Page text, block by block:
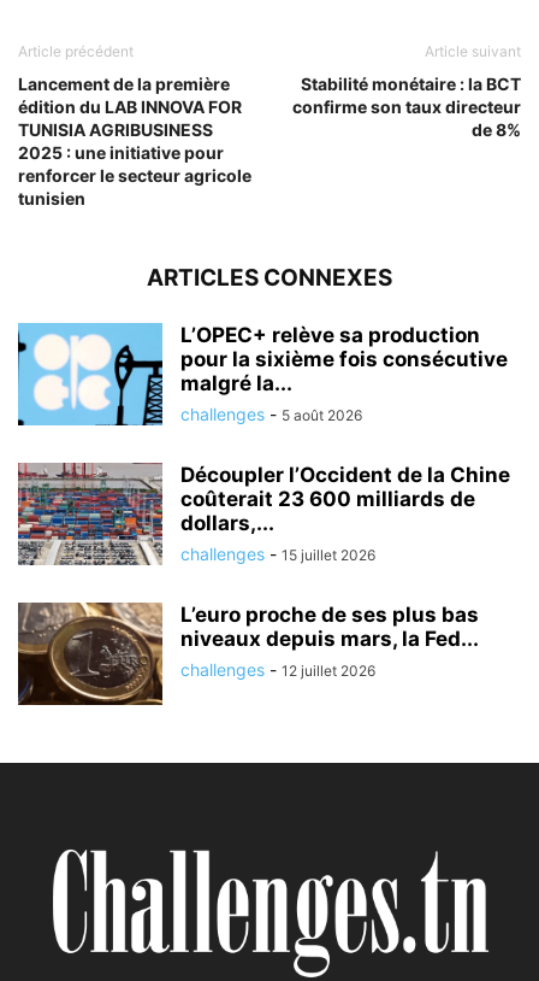
Article précédent
Lancement de la première
édition du LAB INNOVA FOR
TUNISIA AGRIBUSINESS
2025 : une initiative pour
renforcer le secteur agricole
tunisien
Article suivant
Stabilité monétaire : la BCT
confirme son taux directeur
de 8%
ARTICLES CONNEXES
L’OPEC+ relève sa production
pour la sixième fois consécutive
malgré la...
challenges - 5 août 2026
Découpler l’Occident de la Chine
coûterait 23 600 milliards de
dollars,...
challenges - 15 juillet 2026
L’euro proche de ses plus bas
niveaux depuis mars, la Fed...
challenges - 12 juillet 2026